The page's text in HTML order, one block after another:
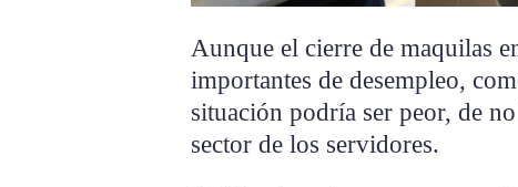
Aunque el cierre de maquilas
importantes de desempleo,
situación podría ser peor, de
sector de los servidores.